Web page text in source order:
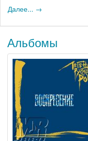
Далее... →
Альбомы